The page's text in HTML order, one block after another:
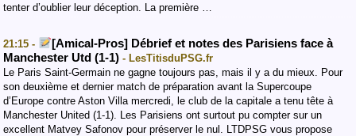
tenter d’oublier leur déception. La première …
21:15 -
[Amical-Pros] Débrief et notes des Parisiens face à
Manchester Utd (1-1) - LesTitisduPSG.fr
Le Paris Saint-Germain ne gagne toujours pas, mais il y a du mieux. Pour
son deuxième et dernier match de préparation avant la Supercoupe
d’Europe contre Aston Villa mercredi, le club de la capitale a tenu tête à
Manchester United (1-1). Les Parisiens ont surtout pu compter sur un
excellent Matvey Safonov pour préserver le nul. LTDPSG vous propose